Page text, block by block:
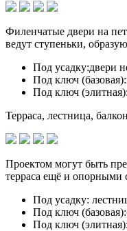
Филенчатые двери на
ведут ступеньки,
Под усадку:двери
Под ключ (базовая):
Под ключ (элитная):
Терраса, лестница, балкон
Проектом могут быть
терраса ещё и опорными
Под усадку:
Под ключ (базовая):
Под ключ (элитная):